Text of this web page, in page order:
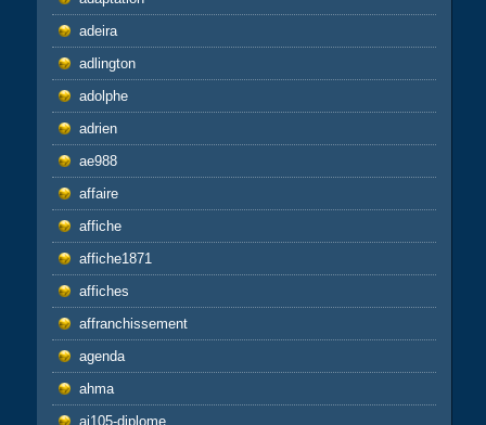
adeira
adlington
adolphe
adrien
ae988
affaire
affiche
affiche1871
affiches
affranchissement
agenda
ahma
ai105-diplome